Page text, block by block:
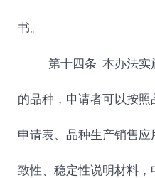
书。
第十四条 本办法实
的品种，申请者可以按
申请表、品种生产销售
致性、稳定性说明材料，